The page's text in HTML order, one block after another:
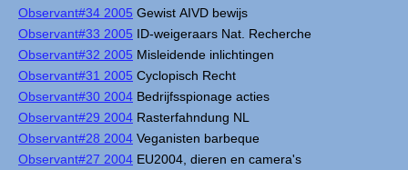
Observant#34 2005 Gewist AIVD bewijs
Observant#33 2005 ID-weigeraars Nat. Recherche
Observant#32 2005 Misleidende inlichtingen
Observant#31 2005 Cyclopisch Recht
Observant#30 2004 Bedrijfsspionage acties
Observant#29 2004 Rasterfahndung NL
Observant#28 2004 Veganisten barbeque
Observant#27 2004 EU2004, dieren en camera's